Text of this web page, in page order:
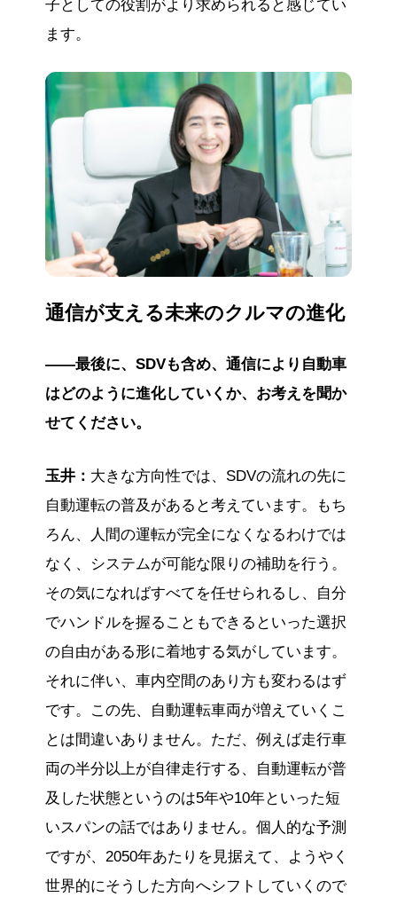
子としての役割がより求められると感じてい
ます。
通信が支える未来のクルマの進化
――最後に、SDVも含め、通信により自動車
はどのように進化していくか、お考えを聞か
せてください。
玉井： 大きな方向性では、SDVの流れの先に
自動運転の普及があると考えています。もち
ろん、人間の運転が完全になくなるわけでは
なく、システムが可能な限りの補助を行う。
その気になればすべてを任せられるし、自分
でハンドルを握ることもできるといった選択
の自由がある形に着地する気がしています。
それに伴い、車内空間のあり方も変わるはず
です。この先、自動運転車両が増えていくこ
とは間違いありません。ただ、例えば走行車
両の半分以上が自律走行する、自動運転が普
及した状態というのは5年や10年といった短
いスパンの話ではありません。個人的な予測
ですが、2050年あたりを見据えて、ようやく
世界的にそうした方向へシフトしていくので